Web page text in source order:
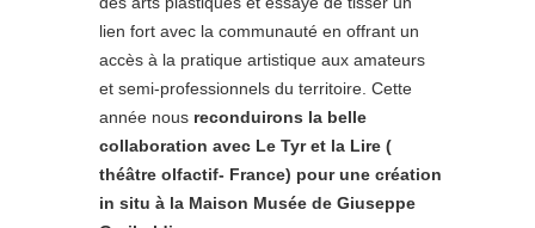
lien fort avec la communauté en offrant un
accès à la pratique artistique aux amateurs
et semi-professionnels du territoire. Cette
année nous reconduirons la belle
collaboration avec Le Tyr et la Lire (
théâtre olfactif- France) pour une création
in situ à la Maison Musée de Giuseppe